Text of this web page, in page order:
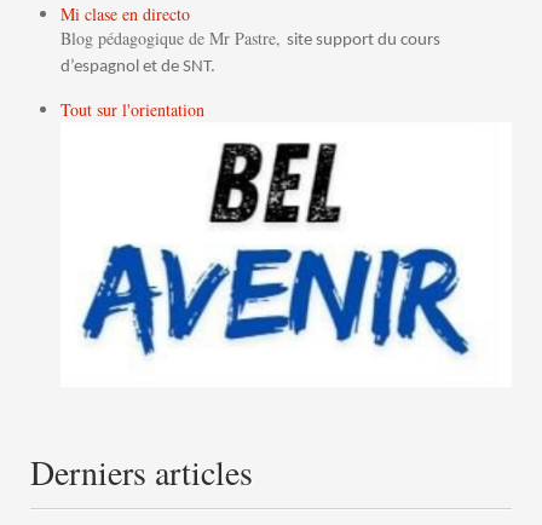
Mi clase en directo
Blog pédagogique de Mr Pastre, site support du cours
d’espagnol et de SNT.
Tout sur l'orientation
Derniers articles